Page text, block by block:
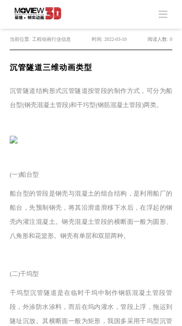
当前位置: 工程动画行业信息 时间: 2022-03-10 阅读人数: 0
沉管隧道三维动画类型
沉管隧道结构形式沉管隧道按管段的制作方式，可分为船
台型(钢壳混凝土管段)和干圬型(钢筋混凝土管段)两类。
(一)船台型
船台型的管段是钢壳与混凝土的组合结构，是利用船厂的
船台，先预制钢壳，将其沿滑道滑移下水后，在浮起的钢
壳内灌注混凝土。钢壳混凝土管段的横断面一般为圆形、
八角形和花篮形。钢壳有单层和双层两种。
(二)干坞型
干坞型沉管隧道是在临时干坞中制作钢筋混凝土管段管
段，外涂防水涂料，而后在坞内灌水，管段上浮，拖运到
隧址沉放。其横断面一般为矩形，我国多采用干坞型沉管